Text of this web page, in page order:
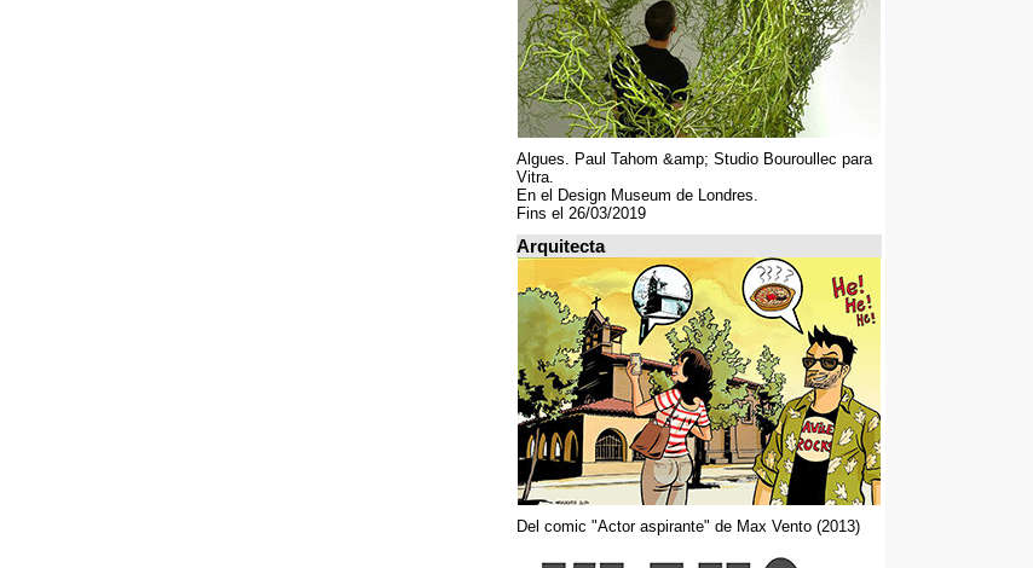
Algues. Paul Tahom &amp; Studio Bouroullec para
Vitra.
En el Design Museum de Londres.
Fins el 26/03/2019
Arquitecta
Del comic "Actor aspirante" de Max Vento (2013)